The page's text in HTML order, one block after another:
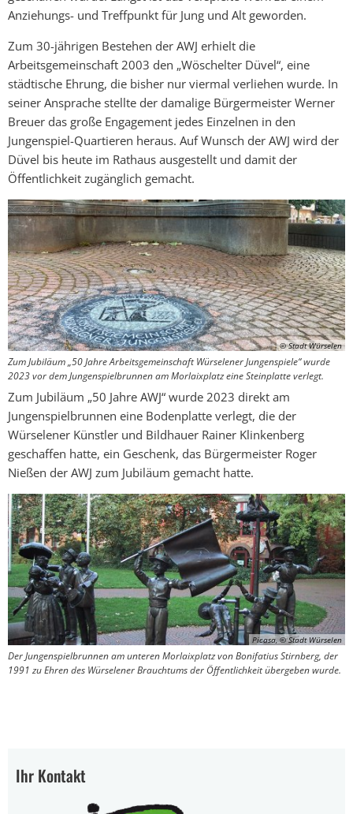
Anziehungs- und Treffpunkt für Jung und Alt geworden.
Zum 30-jährigen Bestehen der AWJ erhielt die
Arbeitsgemeinschaft 2003 den „Wöschelter Düvel“, eine
städtische Ehrung, die bisher nur viermal verliehen wurde. In
seiner Ansprache stellte der damalige Bürgermeister Werner
Breuer das große Engagement jedes Einzelnen in den
Jungenspiel-Quartieren heraus. Auf Wunsch der AWJ wird der
Düvel bis heute im Rathaus ausgestellt und damit der
Öffentlichkeit zugänglich gemacht.
© Stadt Würselen
Zum Jubiläum „50 Jahre Arbeitsgemeinschaft Würselener Jungenspiele“ wurde
2023 vor dem Jungenspielbrunnen am Morlaixplatz eine Steinplatte verlegt.
Zum Jubiläum „50 Jahre AWJ“ wurde 2023 direkt am
Jungenspielbrunnen eine Bodenplatte verlegt, die der
Würselener Künstler und Bildhauer Rainer Klinkenberg
geschaffen hatte, ein Geschenk, das Bürgermeister Roger
Nießen der AWJ zum Jubiläum gemacht hatte.
Picasa, © Stadt Würselen
Der Jungenspielbrunnen am unteren Morlaixplatz von Bonifatius Stirnberg, der
1991 zu Ehren des Würselener Brauchtums der Öffentlichkeit übergeben wurde.
Ihr Kontakt